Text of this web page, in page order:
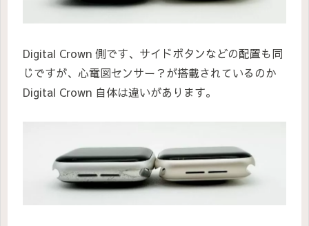
Digital Crown 側です、サイドボタンなどの配置も同
じですが、心電図センサー？が搭載されているのか
Digital Crown 自体は違いがあります。